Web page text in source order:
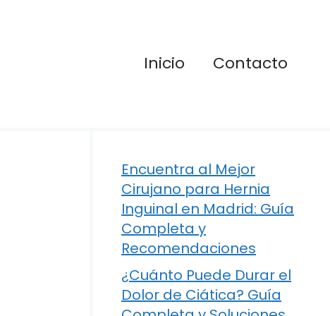
Inicio Contacto
Encuentra al Mejor
Cirujano para Hernia
Inguinal en Madrid: Guía
Completa y
Recomendaciones
¿Cuánto Puede Durar el
Dolor de Ciática? Guía